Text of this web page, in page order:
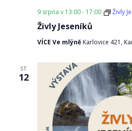
Živly Jeseníků
9 srpna v 13:00- 17:00 Živly
VÍCE Ve mlýně Karlovice 421,
ST
12